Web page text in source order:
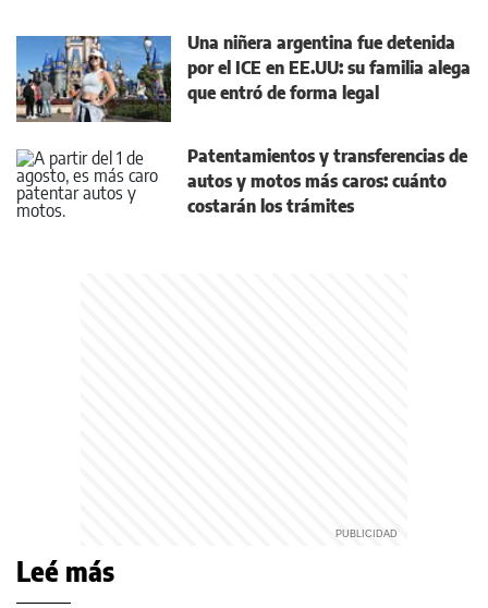
Una niñera argentina fue detenida
por el ICE en EE.UU: su familia alega
que entró de forma legal
Patentamientos y transferencias de
autos y motos más caros: cuánto
costarán los trámites
Leé más